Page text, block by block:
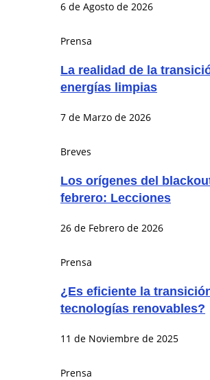
6 de Agosto de 2026
Prensa
La realidad de la
energías limpias
7 de Marzo de 2026
Breves
Los orígenes del
febrero: Lecciones
26 de Febrero de 2026
Prensa
¿Es eficiente la
tecnologías renovables?
11 de Noviembre de 2025
Prensa